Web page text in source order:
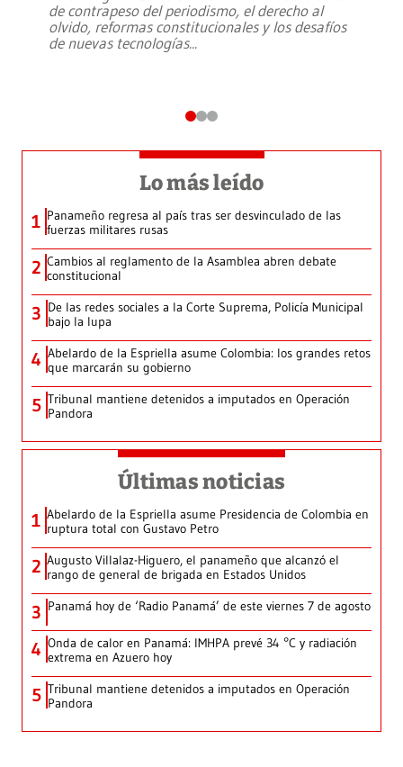
de contrapeso del periodismo, el derecho al
olvido, reformas constitucionales y los desafíos
de nuevas tecnologías...
Lo más leído
1 Panameño regresa al país tras ser desvinculado de las
fuerzas militares rusas
2 Cambios al reglamento de la Asamblea abren debate
constitucional
3 De las redes sociales a la Corte Suprema, Policía Municipal
bajo la lupa
4 Abelardo de la Espriella asume Colombia: los grandes retos
que marcarán su gobierno
5 Tribunal mantiene detenidos a imputados en Operación
Pandora
Últimas noticias
1 Abelardo de la Espriella asume Presidencia de Colombia en
ruptura total con Gustavo Petro
2 Augusto Villalaz-Higuero, el panameño que alcanzó el
rango de general de brigada en Estados Unidos
3 Panamá hoy de ‘Radio Panamá’ de este viernes 7 de agosto
4 Onda de calor en Panamá: IMHPA prevé 34 °C y radiación
extrema en Azuero hoy
5 Tribunal mantiene detenidos a imputados en Operación
Pandora